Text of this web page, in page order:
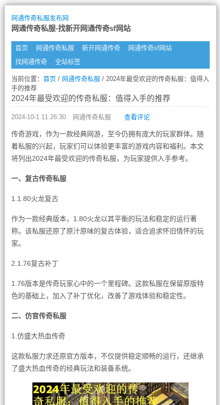
网通传奇私服发布网
网通传奇私服-找新开网通传奇sf网站
首页 网通传奇私服 新开网通传奇
网通传奇sf网站
找网通传奇
全站标签
当前位置： 首页/ 网通传奇私服 / 2024年最受欢迎的传奇私服：值得入
手的推荐
2024年最受欢迎的传奇私服：值得入手的推荐
2024-10-1 11:26:30 网通传奇私服 查看评论
传奇游戏，作为一款经典网游，至今仍拥有庞大的玩家群体。随
着私服的兴起，玩家们可以体验更丰富的游戏内容和福利。本文
将列出2024年最受欢迎的传奇私服，为玩家提供入手参考。
一、复古传奇私服
1.1.80火龙复古
作为一款经典版本，1.80火龙以其平衡的玩法和稳定的运行著
称。该私服还原了原汁原味的复古体验，适合追求怀旧情怀的玩
家。
2.1.76复古补丁
1.76版本是传奇玩家心中的一个里程碑。这款私服在保留原版特
色的基础上，加入了补丁优化，改善了游戏体验和稳定性。
二、仿官传奇私服
1.仿盛大热血传奇
这款私服力求还原官方版本，不仅提供稳定顺畅的运行，还继承
了盛大热血传奇的经典玩法和装备系统。